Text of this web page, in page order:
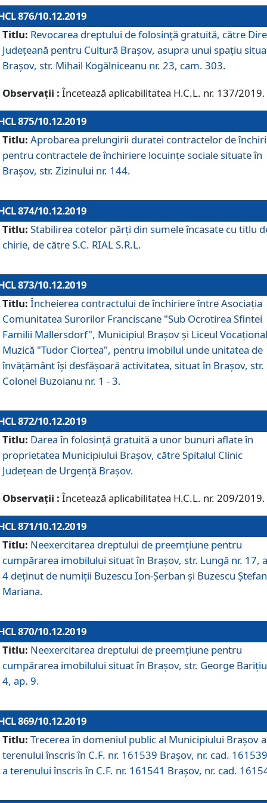
876/10.12.2019
Titlu: Revocarea dreptului de folosinţă gratuită, către
Judeţeană pentru Cultură Braşov, asupra unui spaţiu
Braşov, str. Mihail Kogălniceanu nr. 23, cam. 303.
Observații : Încetează aplicabilitatea H.C.L. nr. 137/2019.
875/10.12.2019
Titlu: Aprobarea prelungirii duratei contractelor de
pentru contractele de închiriere locuinţe sociale situate în
Braşov, str. Zizinului nr. 144.
874/10.12.2019
Titlu: Stabilirea cotelor părți din sumele încasate cu titlu
chirie, de către S.C. RIAL S.R.L.
873/10.12.2019
Titlu: Încheierea contractului de închiriere între Asociația
Comunitatea Surorilor Franciscane "Sub Ocrotirea Sfintei
Familii Mallersdorf", Municipiul Braşov şi Liceul
Muzică "Tudor Ciortea", pentru imobilul unde unitatea de
învățământ îşi desfăşoară activitatea, situat în Braşov, str.
Colonel Buzoianu nr. 1 - 3.
872/10.12.2019
Titlu: Darea în folosinţă gratuită a unor bunuri aflate în
proprietatea Municipiului Braşov, către Spitalul Clinic
Judeţean de Urgenţă Braşov.
Observații : Încetează aplicabilitatea H.C.L. nr. 209/2019.
871/10.12.2019
Titlu: Neexercitarea dreptului de preemţiune pentru
cumpărarea imobilului situat în Braşov, str. Lungă nr. 17,
4 deţinut de numiţii Buzescu Ion-Şerban și Buzescu
Mariana.
870/10.12.2019
Titlu: Neexercitarea dreptului de preemţiune pentru
cumpărarea imobilului situat în Braşov, str. George
4, ap. 9.
869/10.12.2019
Titlu: Trecerea în domeniul public al Municipiului Braşov a
terenului înscris în C.F. nr. 161539 Brașov, nr. cad.
a terenului înscris în C.F. nr. 161541 Brașov, nr. cad.